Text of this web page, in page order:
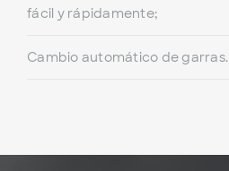
fácil y rápidamente;
Cambio automático de garras.